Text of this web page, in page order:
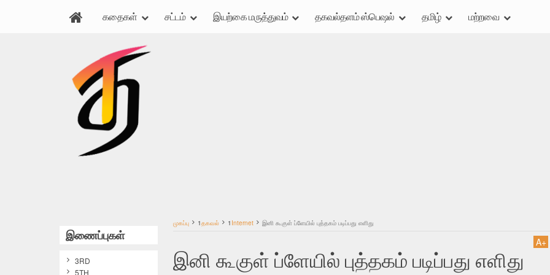
கதைகள் சட்டம் இயற்கை மருத்துவம் தகவல்தளம் ஸ்பெஷல் தமிழ் மற்றவை
முகப்பு 1தகவல் 1 Internet இனி கூகுள் ப்ளேயில் புத்தகம் படிப்பது எளிது
A+
இனி கூகுள் ப்ளேயில் புத்தகம் படிப்பது எளிது
இணைப்புகள்
3RD
5TH